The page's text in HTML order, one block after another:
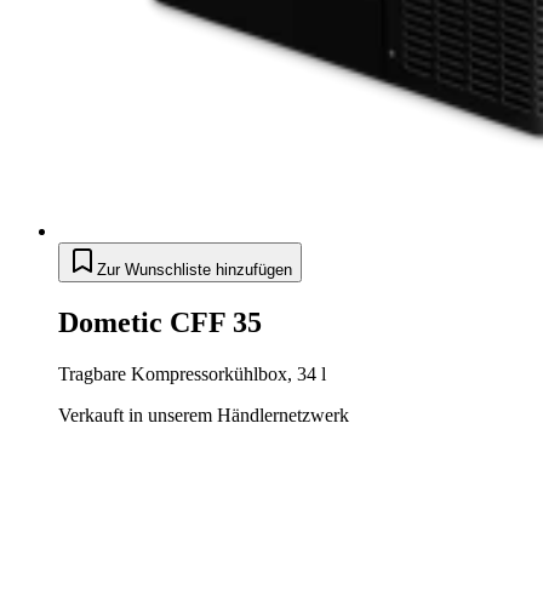
Zur Wunschliste hinzufügen
Dometic CFF 35
Tragbare Kompressorkühlbox, 34 l
Verkauft in unserem Händlernetzwerk